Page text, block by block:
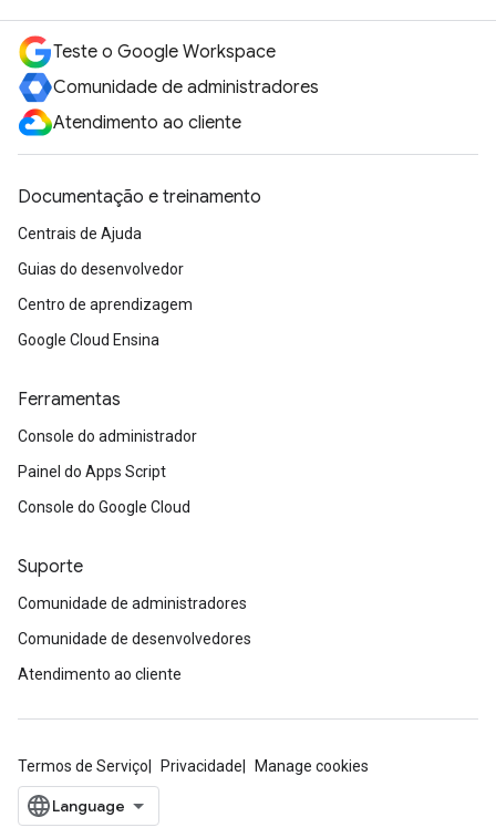
Teste o Google Workspace
Comunidade de administradores
Atendimento ao cliente
Documentação e treinamento
Centrais de Ajuda
Guias do desenvolvedor
Centro de aprendizagem
Google Cloud Ensina
Ferramentas
Console do administrador
Painel do Apps Script
Console do Google Cloud
Suporte
Comunidade de administradores
Comunidade de desenvolvedores
Atendimento ao cliente
Termos de Serviço Privacidade Manage cookies